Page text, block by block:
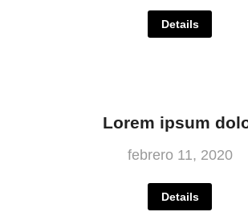
Details
Lorem ipsum
febrero 11, 2020
Details